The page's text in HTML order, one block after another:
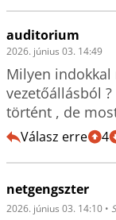
auditorium
2026. június 03. 14:49
Milyen
vezetőállásból
történt , de
Válasz erre 4
netgengszter
2026. június 03. 14:10 •